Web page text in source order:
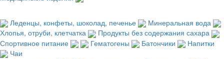
Леденцы, конфеты, шоколад, печенье
Минеральная вода
Хлопья, отруби, клетчатка
Продукты без содержания сахара
Спортивное питание
Гематогены Батончики
Напитки
Чаи